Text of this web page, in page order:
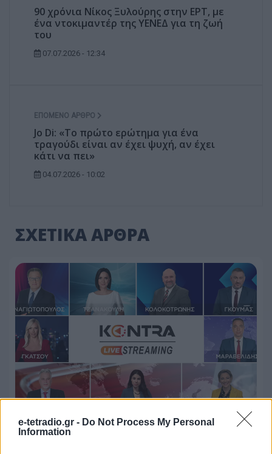
e-tetradio.gr - Do Not Process My Personal
Information
90 χρόνια Νίκος Ξυλούρης στην ΕΡΤ, με
ένα ντοκιμαντέρ της ΥΕΝΕΔ για τη ζωή
του
07.07.2026 - 12:34
ΕΠΌΜΕΝΟ ΆΡΘΡΟ
Jo Di: «Το πρώτο ερώτημα για ένα
τραγούδι είναι αν έχει ψυχή, αν έχει
κάτι να πει»
04.07.2026 - 10:02
ΣΧΕΤΙΚΑ ΑΡΘΡΑ
Ο απολογισμός του Kontra για τη